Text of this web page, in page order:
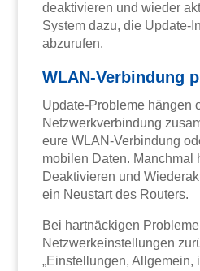
deaktivieren und wieder
System dazu, die Update-
abzurufen.
WLAN-Verbindung
Update-Probleme hängen
Netzwerkverbindung
eure WLAN-Verbindung
mobilen Daten. Manchmal
Deaktivieren und
ein Neustart des Routers.
Bei hartnäckigen
Netzwerkeinstellungen
„Einstellungen, Allgemein,